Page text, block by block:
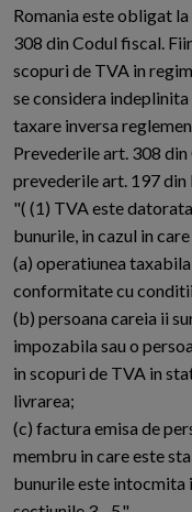
Romania este obligat
308 din Codul fiscal.
scopuri de TVA in
se considera
taxare inversa
Prevederile art. 308
prevederile art. 197
"( (1) TVA este
bunurile, in cazul in
(a) operatiunea
conformitate cu
(b) persoana careia ii
impozabila sau o
in scopuri de TVA in
livrarea;
(c) factura emisa de
membru in care este
bunurile este